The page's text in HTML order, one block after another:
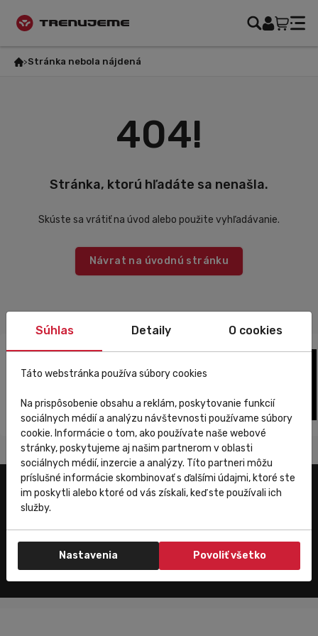
Stránka nebola nájdená
404!
Stránka, ktorú hľadáte sa nenašla.
Skúste sa vrátiť na úvod alebo použite vyhľadávanie.
Návrat na úvodnú stránku
Užitočné odkazy
E-shop
Trenujeme
Súhlas Detaily O cookies
Táto webstránka používa súbory cookies
Na prispôsobenie obsahu a reklám, poskytovanie funkcií
sociálnych médií a analýzu návštevnosti používame súbory
cookie. Informácie o tom, ako používate naše webové
stránky, poskytujeme aj našim partnerom v oblasti
sociálnych médií, inzercie a analýzy. Títo partneri môžu
príslušné informácie skombinovať s ďalšími údajmi, ktoré ste
im poskytli alebo ktoré od vás získali, keď ste používali ich
služby.
Nastavenia Povoliť všetko